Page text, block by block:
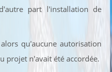
part l'installation de
qu'aucune autorisation
projet n'avait été accordée.